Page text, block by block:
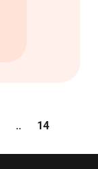
.. 14